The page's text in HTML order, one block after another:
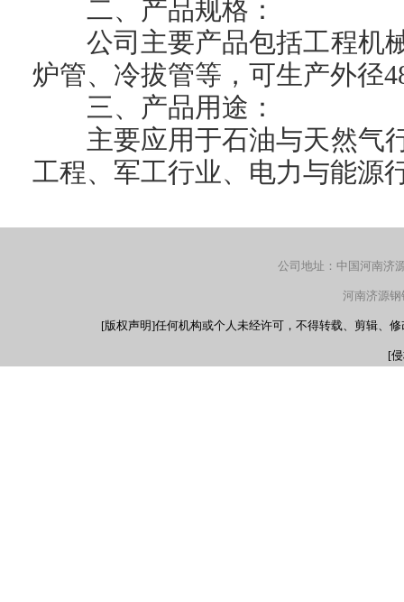
二、产品规格：
公司主要产品包括工程机
炉管、冷拔管等，可生产外径
三、产品用途：
主要应用于石油与天然气
工程、军工行业、电力与能源
公司地址：中国河南
河南济源
[版权声明]任何机构或个人未经许可，不得转载、剪辑、
[